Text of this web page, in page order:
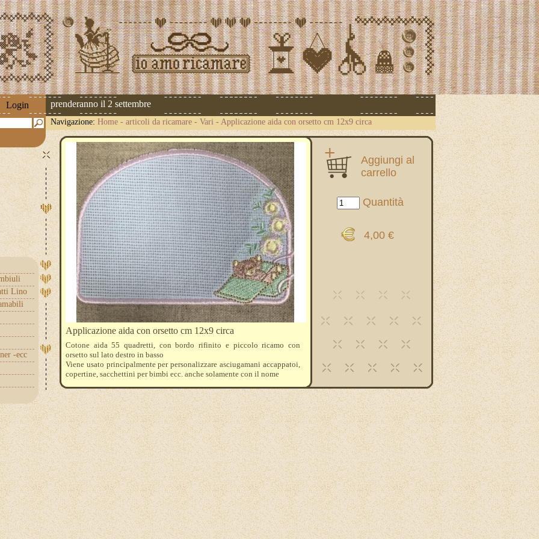
Login riprenderanno il 2 settembre
Navigazione: Home - articoli da ricamare - Vari - Applicazione aida con orsetto cm 12x9 circa
Lino
-ecc
Aggiungi al
carrello
Quantità
4,00 €
Applicazione aida con orsetto cm 12x9 circa
Cotone aida 55 quadretti, con bordo rifinito e piccolo ricamo con
orsetto sul lato destro in basso
Viene usato principalmente per personalizzare asciugamani accappatoi,
copertine, sacchettini per bimbi ecc. anche solamente con il nome